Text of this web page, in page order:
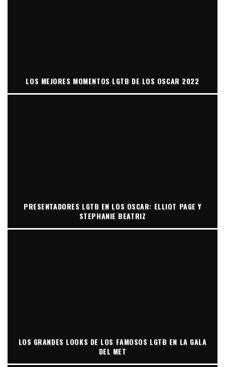
LOS MEJORES MOMENTOS LGTB DE LOS OSCAR 2022
PRESENTADORES LGTB EN LOS OSCAR: ELLIOT PAGE Y
STEPHANIE BEATRIZ
LOS GRANDES LOOKS DE LOS FAMOSOS LGTB EN LA GALA
DEL MET